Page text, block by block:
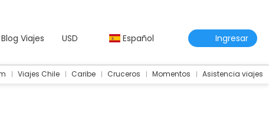
Blog Viajes USD Español Ingresar
Viajes Chile Caribe Cruceros Momentos Asistencia viajes